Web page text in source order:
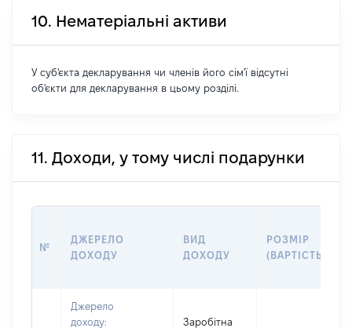
10. Нематеріальні активи
У суб'єкта декларування чи членів його сім'ї відсутні
об'єкти для декларування в цьому розділі.
11. Доходи, у тому числі подарунки
№
ДЖЕРЕЛО
ДОХОДУ
ВИД
ДОХОДУ
РОЗМІР
(ВАРТІСТЬ)
Джерело
доходу:
Заробітна